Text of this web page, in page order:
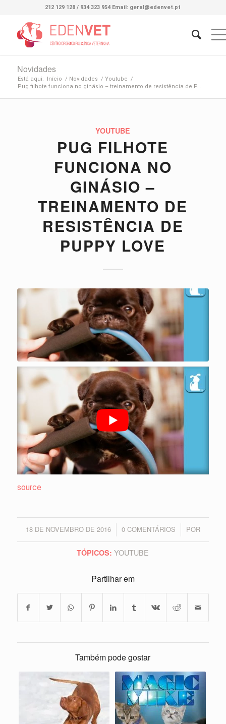
212 129 128 / 934 323 954 Email: geral@edenvet.pt
Novidades
Está aqui: Início / Novidades / Youtube /
Pug filhote funciona no ginásio – treinamento de resistência de P...
YOUTUBE
PUG FILHOTE
FUNCIONA NO
GINÁSIO –
TREINAMENTO DE
RESISTÊNCIA DE
PUPPY LOVE
source
18 DE NOVEMBRO DE 2016
/ 0 COMENTÁRIOS
/ POR
TÓPICOS: YOUTUBE
Partilhar em
Também pode gostar